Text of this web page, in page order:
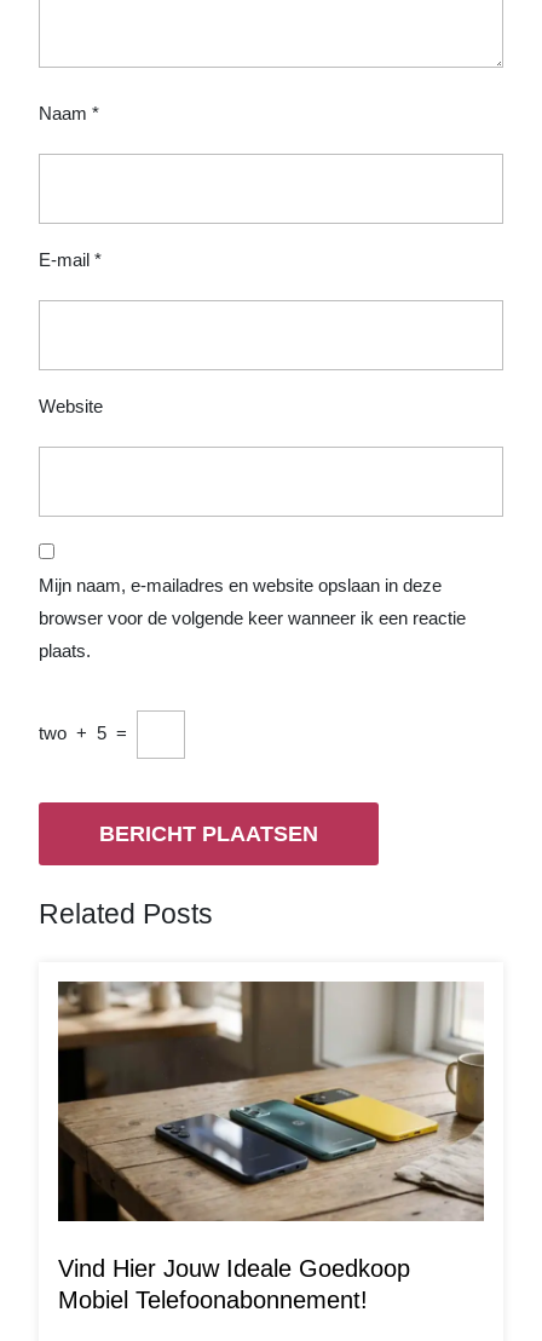
Naam *
E-mail *
Website
Mijn naam, e-mailadres en website opslaan in deze
browser voor de volgende keer wanneer ik een reactie
plaats.
two + 5 =
Related Posts
Vind Hier Jouw Ideale Goedkoop
Mobiel Telefoonabonnement!